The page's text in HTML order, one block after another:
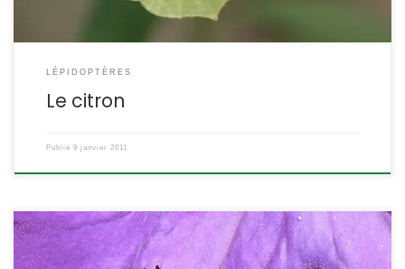
LÉPIDOPTÈRES
Le citron
Publié 9 janvier 2011